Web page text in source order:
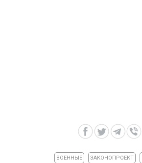
ВОЕННЫЕ ЗАКОНОПРОЕКТ